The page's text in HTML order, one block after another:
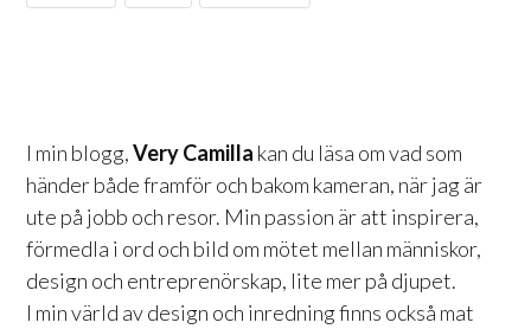
I min blogg,Very Camilla kan du läsa om vad som
händer både framför och bakom kameran, när jag är
ute på jobb och resor. Min passion är att inspirera,
förmedla i ord och bild om mötet mellan människor,
design och entreprenörskap, lite mer på djupet.
I min värld av design och inredning finns också mat